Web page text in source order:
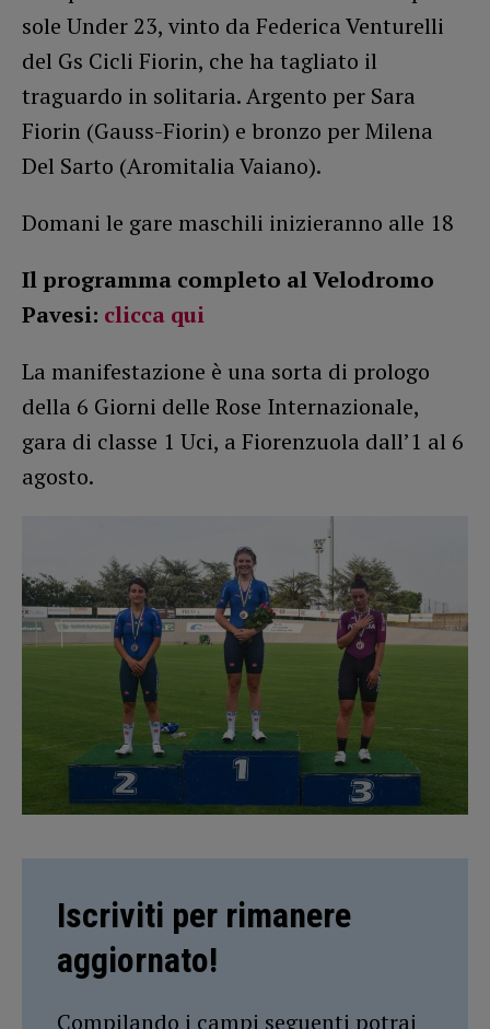
sole Under 23, vinto da Federica Venturelli
del Gs Cicli Fiorin, che ha tagliato il
traguardo in solitaria. Argento per Sara
Fiorin (Gauss-Fiorin) e bronzo per Milena
Del Sarto (Aromitalia Vaiano).
Domani le gare maschili inizieranno alle 18
Il programma completo al Velodromo
Pavesi: clicca qui
La manifestazione è una sorta di prologo
della 6 Giorni delle Rose Internazionale,
gara di classe 1 Uci, a Fiorenzuola dall’1 al 6
agosto.
Iscriviti per rimanere
aggiornato!
Compilando i campi seguenti potrai